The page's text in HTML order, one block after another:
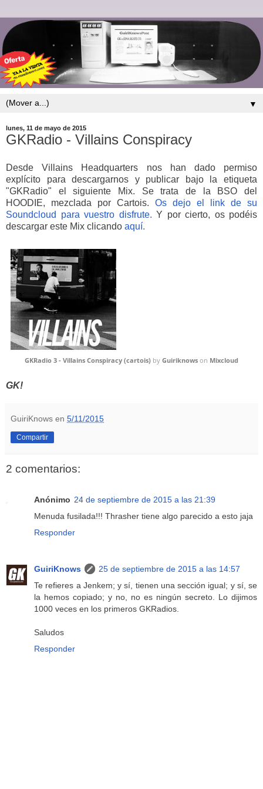
▼
lunes, 11 de mayo de 2015
GKRadio - Villains Conspiracy
Desde Villains Headquarters nos han dado permiso
explícito para descargarnos y publicar bajo la etiqueta
"GKRadio" el siguiente Mix. Se trata de la BSO del
HOODIE, mezclada por Cartois. Os dejo el link de su
Soundcloud para vuestro disfrute. Y por cierto, os podéis
descargar este Mix clicando aquí.
GKRadio 3 - Villains Conspiracy (cartois) by Guiriknows on Mixcloud
GK!
GuiriKnows en 5/11/2015
Compartir
2 comentarios:
Anónimo 24 de septiembre de 2015 a las 21:39
Menuda fusilada!!! Thrasher tiene algo parecido a esto jaja
Responder
GuiriKnows
25 de septiembre de 2015 a las 14:57
Te refieres a Jenkem; y sí, tienen una sección igual; y sí, se
la hemos copiado; y no, no es ningún secreto. Lo dijimos
1000 veces en los primeros GKRadios.
Saludos
Responder